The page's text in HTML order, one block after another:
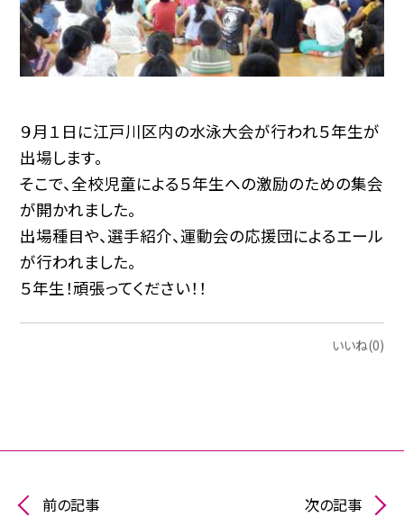
９月１日に江戸川区内の水泳大会が行われ５年生が
出場します。
そこで、全校児童による５年生への激励のための集会
が開かれました。
出場種目や、選手紹介、運動会の応援団によるエール
が行われました。
５年生！頑張ってください！！
いいね(0)
前の記事 次の記事